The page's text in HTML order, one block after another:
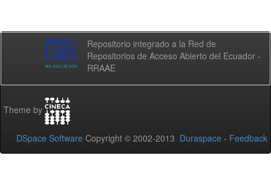
Repositorio integrado a la Red de
Repositorios de Acceso Abierto del Ecuador -
RRAAE
Theme by
DSpace Software Copyright © 2002-2013 Duraspace - Feedback